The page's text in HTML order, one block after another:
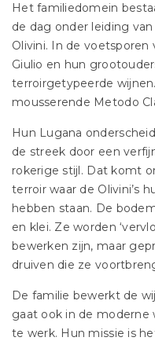
Het familiedomein
de dag onder leiding
Olivini. In de voetsporen
Giulio en hun
terroirgetypeerde
mousserende Metodo
Hun Lugana
de streek door een
rokerige stijl. Dat komt
terroir waar de Olivini’s
hebben staan. De
en klei. Ze worden
bewerken zijn, maar
druiven die ze
De familie bewerkt de
gaat ook in de
te werk. Hun missie is